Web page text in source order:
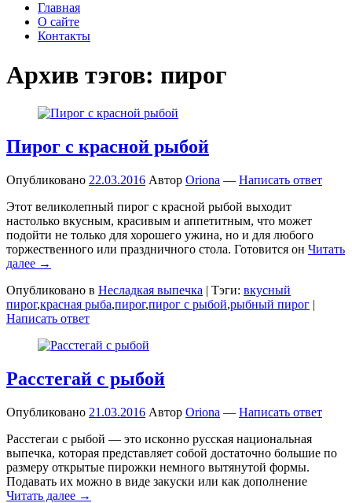
Главная
О сайте
Контакты
Архив тэгов: пирог
Пирог с красной рыбой
Опубликовано 22.03.2016 Автор Oriona — Написать ответ
Этот великолепный пирог с красной рыбой выходит
настолько вкусным, красивым и аппетитным, что может
подойти не только для хорошего ужина, но и для любого
торжественного или праздничного стола. Готовится он Читать
далее →
Опубликовано в Несладкая выпечка | Тэги: вкусный
пирог,красная рыба,пирог,пирог с рыбой,рыбный пирог |
Написать ответ
Расстегай с рыбой
Опубликовано 21.03.2016 Автор Oriona — Написать ответ
Расстегаи с рыбой — это исконно русская национальная
выпечка, которая представляет собой достаточно большие по
размеру открытые пирожки немного вытянутой формы.
Подавать их можно в виде закуски или как дополнение
Читать далее →